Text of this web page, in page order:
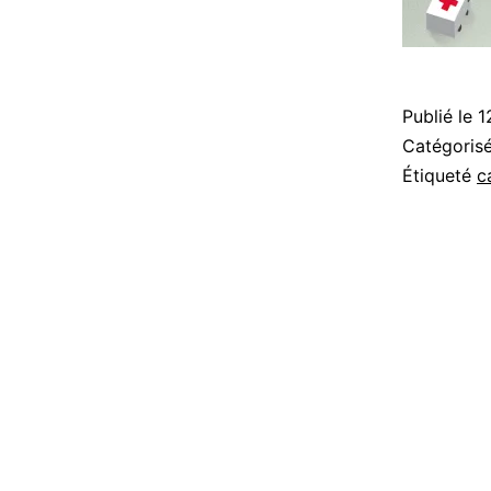
Publié le
Étiqueté